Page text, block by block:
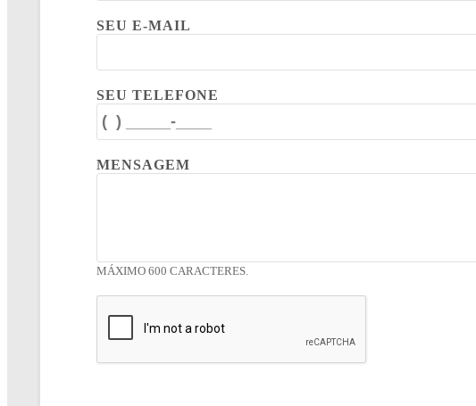
SEU E-MAIL
SEU TELEFONE
MENSAGEM
MÁXIMO 600 CARACTERES.